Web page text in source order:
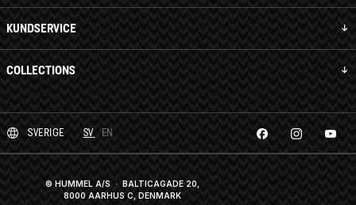
KUNDSERVICE
COLLECTIONS
SVERIGE SV EN
© HUMMEL A/S · BALTICAGADE 20,
8000 AARHUS C, DENMARK